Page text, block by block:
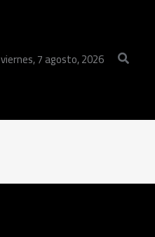
viernes, 7 agosto, 2026
Buscar